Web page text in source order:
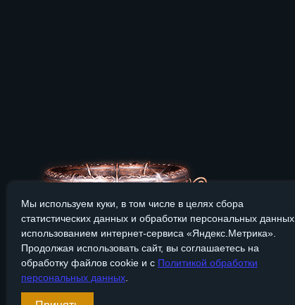
Мы используем куки, в том числе в целях сбора
статистических данных и обработки персональных
использованием интернет-сервиса «Яндекс.Метрика».
Продолжая использовать сайт, вы соглашаетесь на
обработку файлов cookie и с Политикой обработки
персональных данных
Сайт Bronzevek.ru носит только информационный